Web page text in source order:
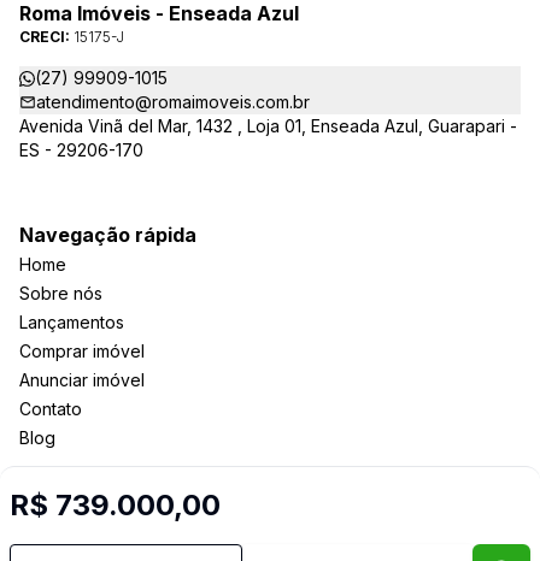
R$ 739.000,00
Roma Imóveis - Enseada Azul
CRECI: 15175-J
(27) 99909-1015
atendimento@romaimoveis.com.br
Avenida Vinã del Mar, 1432 , Loja 01, Enseada Azul, Guarapari -
ES - 29206-170
Navegação rápida
Home
Sobre nós
Lançamentos
Comprar imóvel
Anunciar imóvel
Contato
Blog
Selo de Tecnologia Loft